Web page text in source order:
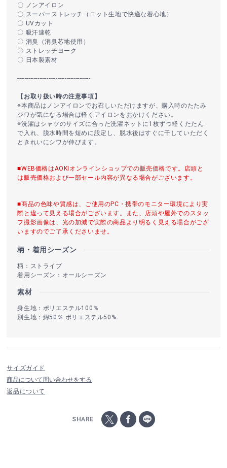
〇 ノンアイロン
〇 スーパーストレッチ（ニット生地で快適な着心地）
〇 UVカット
〇 吸汗速乾
〇 消臭（消臭芯地使用）
〇 ストレッチヨーク
〇 日本製素材
----------------------------------------
【お取り扱い時の注意事項】
※本商品はノンアイロンでお召しいただけますが、購入時のたたみ
ジワが気になる場合は軽くアイロンをおかけください。
※洗濯はシャツのサイズに合った洗濯ネットに1枚ずつ軽くたたん
で入れ、脱水時間を短めに設定し、脱水後はすぐに干していただく
ときれいにシワが伸びます。
■WEB価格はAOKIオンラインショップでの販売価格です。店頭と
は販売価格および一部セール内容が異なる場合がございます。
■商品の色味や質感は、ご使用のPC・携帯のモニター環境により実
際と違って見える場合がございます。また、店頭や屋外でのスタッ
フ撮影画像は、光の加減で実際の商品より明るく見える場合がござ
いますのでご了承くださいませ。
柄・着用シーズン
柄：ストライプ
着用シーズン：オールシーズン
素材
身生地：ポリエステル100％
別生地：綿50％ ポリエステル50%
サイズガイド
商品について問い合わせをする
返品について
SHARE